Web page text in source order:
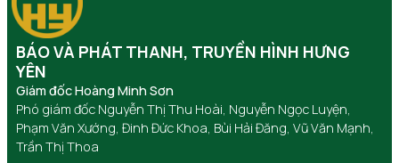
BÁO VÀ PHÁT THANH, TRUYỀN HÌNH HƯNG
YÊN
Giám đốc Hoàng Minh Sơn
Phó giám đốc Nguyễn Thị Thu Hoài, Nguyễn Ngọc Luyện,
Phạm Văn Xướng, Đinh Đức Khoa, Bùi Hải Đăng, Vũ Văn Mạnh,
Trần Thị Thoa